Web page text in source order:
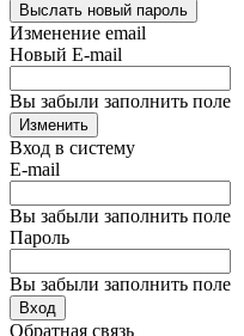
Выслать новый пароль
Изменение email
Новый E-mail
Вы забыли заполнить поле
Изменить
Вход в систему
E-mail
Вы забыли заполнить поле
Пароль
Вы забыли заполнить поле
Вход
Обратная связь